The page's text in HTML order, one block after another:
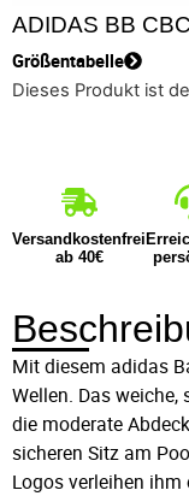
ADIDAS BB
Größentabelle
Dieses Produkt ist
Versandkostenfrei
ab 40€
Mit diesem adidas
Wellen. Das
die moderate
sicheren Sitz am
Logos verleihen